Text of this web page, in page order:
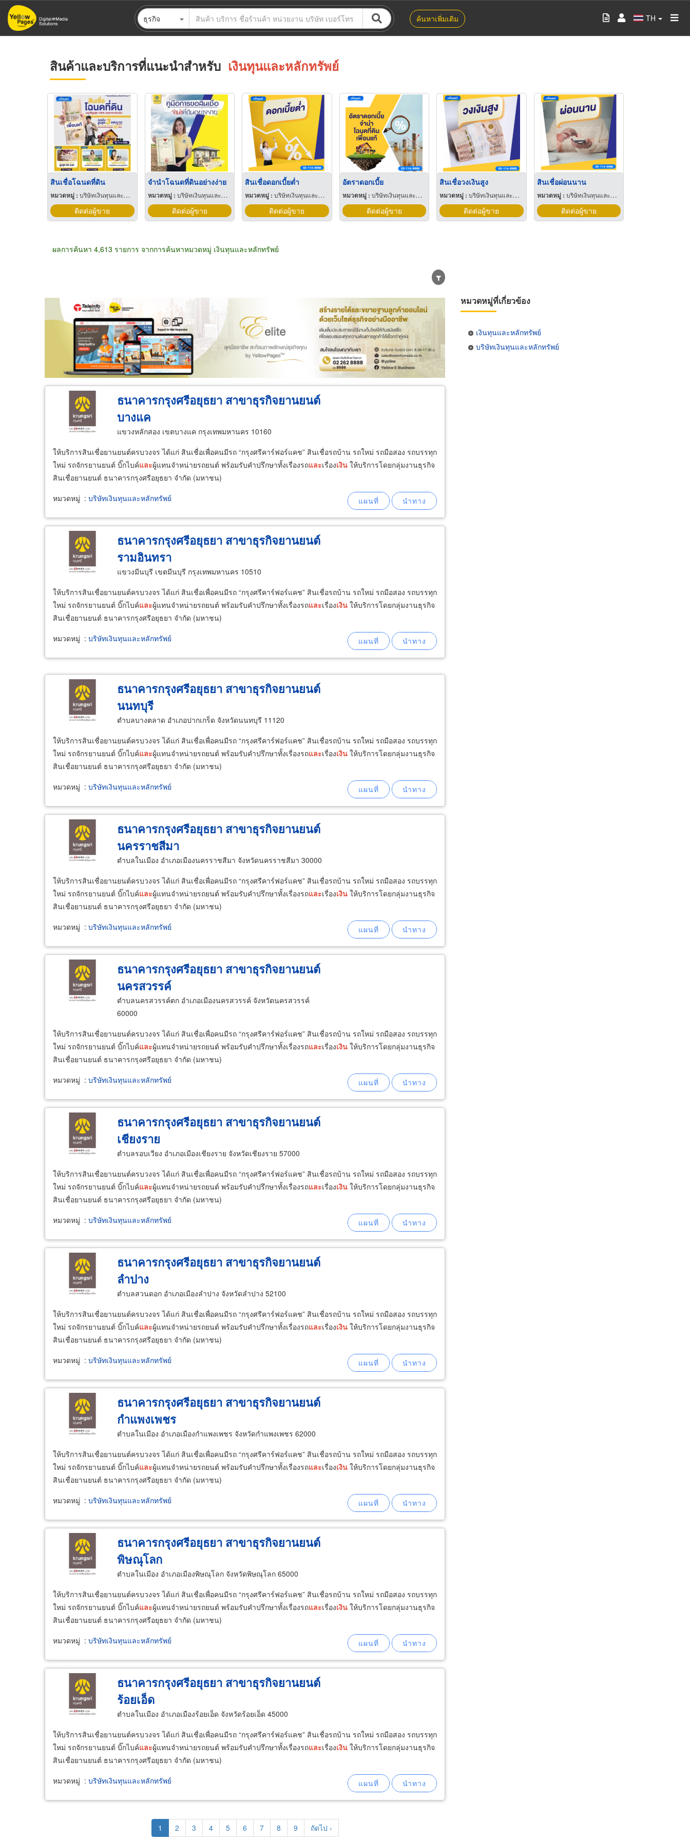
ข้าม
ไป
ธุรกิจ ค้นหาเพิ่มเติม TH
สินค้าและบริการที่แนะนำสำหรับ เงินทุนและหลักทรัพย์
สินเชื่อโฉนดที่ดิน
หมวดหมู่ : บริษัทเงินทุนและหลักทรัพย์
ติดต่อผู้ขาย
จำนำโฉนดที่ดินอย่างง่าย
หมวดหมู่ : บริษัทเงินทุนและหลักทรัพย์
ติดต่อผู้ขาย
สินเชื่อดอกเบี้ยต่ำ
หมวดหมู่ : บริษัทเงินทุนและหลักทรัพย์
ติดต่อผู้ขาย
อัตราดอกเบี้ย
หมวดหมู่ : บริษัทเงินทุนและหลักทรัพย์
ติดต่อผู้ขาย
สินเชื่อวงเงินสูง
หมวดหมู่ : บริษัทเงินทุนและหลักทรัพย์
ติดต่อผู้ขาย
สินเชื่อผ่อนนาน
หมวดหมู่ : บริษัทเงินทุนและหลักทรัพย์
ติดต่อผู้ขาย
ผลการค้นหา 4,613 รายการ จากการค้นหาหมวดหมู่ เงินทุนและหลักทรัพย์
ขายส่ง ขายปลีก ผู้ผลิต ตัวแทนจัดจำหน่าย ผู้ส่งออก/นำเข้า ธุรกิจบริการ
ธนาคารกรุงศรีอยุธยา สาขาธุรกิจยานยนต์
บางแค
แขวงหลักสอง เขตบางแค กรุงเทพมหานคร 10160
ให้บริการสินเชื่อยานยนต์ครบวงจร ได้แก่ สินเชื่อเพื่อคนมีรถ “กรุงศรีคาร์ฟอร์แคช” สินเชื่อรถบ้าน รถใหม่ รถมือสอง รถบรรทุก
ใหม่ รถจักรยานยนต์ บิ๊กไบค์และผู้แทนจำหน่ายรถยนต์ พร้อมรับคำปรึกษาทั้งเรื่องรถและเรื่องเงิน ให้บริการโดยกลุ่มงานธุรกิจ
สินเชื่อยานยนต์ ธนาคารกรุงศรีอยุธยา จำกัด (มหาชน)
หมวดหมู่ : บริษัทเงินทุนและหลักทรัพย์
ธนาคารกรุงศรีอยุธยา สาขาธุรกิจยานยนต์
รามอินทรา
แขวงมีนบุรี เขตมีนบุรี กรุงเทพมหานคร 10510
ให้บริการสินเชื่อยานยนต์ครบวงจร ได้แก่ สินเชื่อเพื่อคนมีรถ “กรุงศรีคาร์ฟอร์แคช” สินเชื่อรถบ้าน รถใหม่ รถมือสอง รถบรรทุก
ใหม่ รถจักรยานยนต์ บิ๊กไบค์และผู้แทนจำหน่ายรถยนต์ พร้อมรับคำปรึกษาทั้งเรื่องรถและเรื่องเงิน ให้บริการโดยกลุ่มงานธุรกิจ
สินเชื่อยานยนต์ ธนาคารกรุงศรีอยุธยา จำกัด (มหาชน)
หมวดหมู่ : บริษัทเงินทุนและหลักทรัพย์
ธนาคารกรุงศรีอยุธยา สาขาธุรกิจยานยนต์
นนทบุรี
ตำบลบางตลาด อำเภอปากเกร็ด จังหวัดนนทบุรี 11120
ให้บริการสินเชื่อยานยนต์ครบวงจร ได้แก่ สินเชื่อเพื่อคนมีรถ “กรุงศรีคาร์ฟอร์แคช” สินเชื่อรถบ้าน รถใหม่ รถมือสอง รถบรรทุก
ใหม่ รถจักรยานยนต์ บิ๊กไบค์และผู้แทนจำหน่ายรถยนต์ พร้อมรับคำปรึกษาทั้งเรื่องรถและเรื่องเงิน ให้บริการโดยกลุ่มงานธุรกิจ
สินเชื่อยานยนต์ ธนาคารกรุงศรีอยุธยา จำกัด (มหาชน)
หมวดหมู่ : บริษัทเงินทุนและหลักทรัพย์
ธนาคารกรุงศรีอยุธยา สาขาธุรกิจยานยนต์
นครราชสีมา
ตำบลในเมือง อำเภอเมืองนครราชสีมา จังหวัดนครราชสีมา 30000
ให้บริการสินเชื่อยานยนต์ครบวงจร ได้แก่ สินเชื่อเพื่อคนมีรถ “กรุงศรีคาร์ฟอร์แคช” สินเชื่อรถบ้าน รถใหม่ รถมือสอง รถบรรทุก
ใหม่ รถจักรยานยนต์ บิ๊กไบค์และผู้แทนจำหน่ายรถยนต์ พร้อมรับคำปรึกษาทั้งเรื่องรถและเรื่องเงิน ให้บริการโดยกลุ่มงานธุรกิจ
สินเชื่อยานยนต์ ธนาคารกรุงศรีอยุธยา จำกัด (มหาชน)
หมวดหมู่ : บริษัทเงินทุนและหลักทรัพย์
ธนาคารกรุงศรีอยุธยา สาขาธุรกิจยานยนต์
นครสวรรค์
ตำบลนครสวรรค์ตก อำเภอเมืองนครสวรรค์ จังหวัดนครสวรรค์
60000
ให้บริการสินเชื่อยานยนต์ครบวงจร ได้แก่ สินเชื่อเพื่อคนมีรถ “กรุงศรีคาร์ฟอร์แคช” สินเชื่อรถบ้าน รถใหม่ รถมือสอง รถบรรทุก
ใหม่ รถจักรยานยนต์ บิ๊กไบค์และผู้แทนจำหน่ายรถยนต์ พร้อมรับคำปรึกษาทั้งเรื่องรถและเรื่องเงิน ให้บริการโดยกลุ่มงานธุรกิจ
สินเชื่อยานยนต์ ธนาคารกรุงศรีอยุธยา จำกัด (มหาชน)
หมวดหมู่ : บริษัทเงินทุนและหลักทรัพย์
ธนาคารกรุงศรีอยุธยา สาขาธุรกิจยานยนต์
เชียงราย
ตำบลรอบเวียง อำเภอเมืองเชียงราย จังหวัดเชียงราย 57000
ให้บริการสินเชื่อยานยนต์ครบวงจร ได้แก่ สินเชื่อเพื่อคนมีรถ “กรุงศรีคาร์ฟอร์แคช” สินเชื่อรถบ้าน รถใหม่ รถมือสอง รถบรรทุก
ใหม่ รถจักรยานยนต์ บิ๊กไบค์และผู้แทนจำหน่ายรถยนต์ พร้อมรับคำปรึกษาทั้งเรื่องรถและเรื่องเงิน ให้บริการโดยกลุ่มงานธุรกิจ
สินเชื่อยานยนต์ ธนาคารกรุงศรีอยุธยา จำกัด (มหาชน)
หมวดหมู่ : บริษัทเงินทุนและหลักทรัพย์
ธนาคารกรุงศรีอยุธยา สาขาธุรกิจยานยนต์
ลำปาง
ตำบลสวนดอก อำเภอเมืองลำปาง จังหวัดลำปาง 52100
ให้บริการสินเชื่อยานยนต์ครบวงจร ได้แก่ สินเชื่อเพื่อคนมีรถ “กรุงศรีคาร์ฟอร์แคช” สินเชื่อรถบ้าน รถใหม่ รถมือสอง รถบรรทุก
ใหม่ รถจักรยานยนต์ บิ๊กไบค์และผู้แทนจำหน่ายรถยนต์ พร้อมรับคำปรึกษาทั้งเรื่องรถและเรื่องเงิน ให้บริการโดยกลุ่มงานธุรกิจ
สินเชื่อยานยนต์ ธนาคารกรุงศรีอยุธยา จำกัด (มหาชน)
หมวดหมู่ : บริษัทเงินทุนและหลักทรัพย์
ธนาคารกรุงศรีอยุธยา สาขาธุรกิจยานยนต์
กำแพงเพชร
ตำบลในเมือง อำเภอเมืองกำแพงเพชร จังหวัดกำแพงเพชร 62000
ให้บริการสินเชื่อยานยนต์ครบวงจร ได้แก่ สินเชื่อเพื่อคนมีรถ “กรุงศรีคาร์ฟอร์แคช” สินเชื่อรถบ้าน รถใหม่ รถมือสอง รถบรรทุก
ใหม่ รถจักรยานยนต์ บิ๊กไบค์และผู้แทนจำหน่ายรถยนต์ พร้อมรับคำปรึกษาทั้งเรื่องรถและเรื่องเงิน ให้บริการโดยกลุ่มงานธุรกิจ
สินเชื่อยานยนต์ ธนาคารกรุงศรีอยุธยา จำกัด (มหาชน)
หมวดหมู่ : บริษัทเงินทุนและหลักทรัพย์
ธนาคารกรุงศรีอยุธยา สาขาธุรกิจยานยนต์
พิษณุโลก
ตำบลในเมือง อำเภอเมืองพิษณุโลก จังหวัดพิษณุโลก 65000
ให้บริการสินเชื่อยานยนต์ครบวงจร ได้แก่ สินเชื่อเพื่อคนมีรถ “กรุงศรีคาร์ฟอร์แคช” สินเชื่อรถบ้าน รถใหม่ รถมือสอง รถบรรทุก
ใหม่ รถจักรยานยนต์ บิ๊กไบค์และผู้แทนจำหน่ายรถยนต์ พร้อมรับคำปรึกษาทั้งเรื่องรถและเรื่องเงิน ให้บริการโดยกลุ่มงานธุรกิจ
สินเชื่อยานยนต์ ธนาคารกรุงศรีอยุธยา จำกัด (มหาชน)
หมวดหมู่ : บริษัทเงินทุนและหลักทรัพย์
ธนาคารกรุงศรีอยุธยา สาขาธุรกิจยานยนต์
ร้อยเอ็ด
ตำบลในเมือง อำเภอเมืองร้อยเอ็ด จังหวัดร้อยเอ็ด 45000
ให้บริการสินเชื่อยานยนต์ครบวงจร ได้แก่ สินเชื่อเพื่อคนมีรถ “กรุงศรีคาร์ฟอร์แคช” สินเชื่อรถบ้าน รถใหม่ รถมือสอง รถบรรทุก
ใหม่ รถจักรยานยนต์ บิ๊กไบค์และผู้แทนจำหน่ายรถยนต์ พร้อมรับคำปรึกษาทั้งเรื่องรถและเรื่องเงิน ให้บริการโดยกลุ่มงานธุรกิจ
สินเชื่อยานยนต์ ธนาคารกรุงศรีอยุธยา จำกัด (มหาชน)
หมวดหมู่ : บริษัทเงินทุนและหลักทรัพย์
Current
1 Page
2 Page
3 Page
4 Page
5 Page
6 Page
7 Page
8 Page
9
Next
ถัดไป ›
หมวดหมู่ที่เกี่ยวข้อง
เงินทุนและหลักทรัพย์
บริษัทเงินทุนและหลักทรัพย์